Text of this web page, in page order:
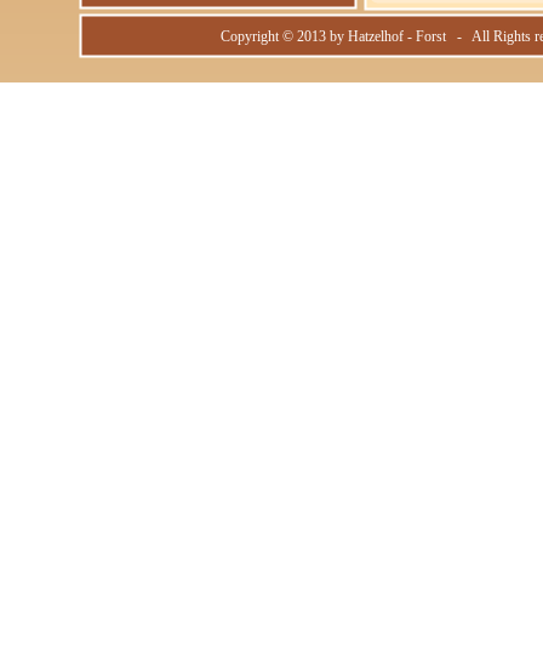
Copyright © 2013 by Hatzelhof - Forst - All Rights